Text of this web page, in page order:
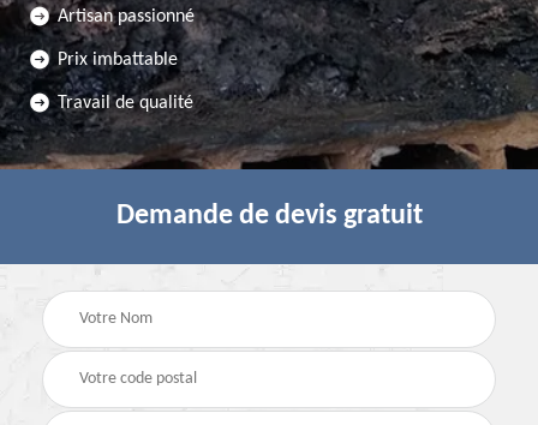
Artisan passionné
Prix imbattable
Travail de qualité
Demande de devis gratuit